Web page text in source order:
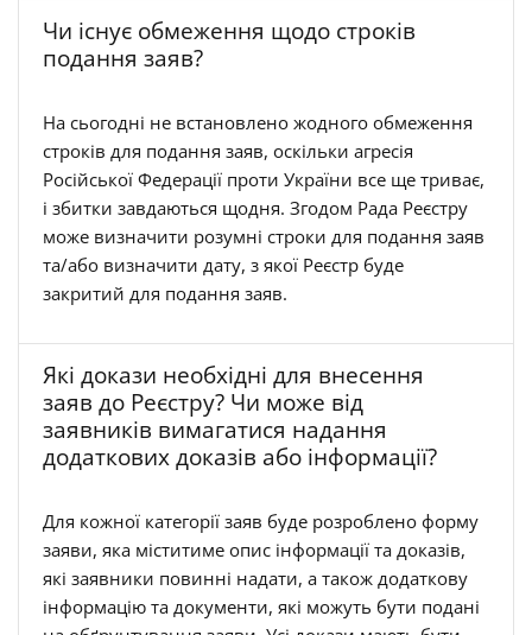
Чи існує обмеження щодо строків
подання заяв?
На сьогодні не встановлено жодного обмеження
строків для подання заяв, оскільки агресія
Російської Федерації проти України все ще триває,
і збитки завдаються щодня. Згодом Рада Реєстру
може визначити розумні строки для подання заяв
та/або визначити дату, з якої Реєстр буде
закритий для подання заяв.
Які докази необхідні для внесення
заяв до Реєстру? Чи може від
заявників вимагатися надання
додаткових доказів або інформації?
Для кожної категорії заяв буде розроблено форму
заяви, яка міститиме опис інформації та доказів,
які заявники повинні надати, а також додаткову
інформацію та документи, які можуть бути подані